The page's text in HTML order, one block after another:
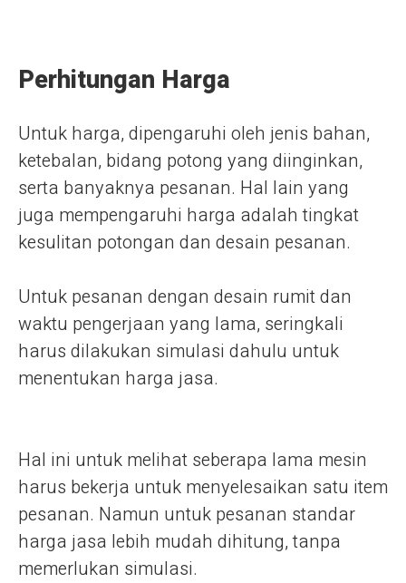
Perhitungan Harga
Untuk harga, dipengaruhi oleh jenis bahan,
ketebalan, bidang potong yang diinginkan,
serta banyaknya pesanan. Hal lain yang
juga mempengaruhi harga adalah tingkat
kesulitan potongan dan desain pesanan.
Untuk pesanan dengan desain rumit dan
waktu pengerjaan yang lama, seringkali
harus dilakukan simulasi dahulu untuk
menentukan harga jasa.
Hal ini untuk melihat seberapa lama mesin
harus bekerja untuk menyelesaikan satu item
pesanan. Namun untuk pesanan standar
harga jasa lebih mudah dihitung, tanpa
memerlukan simulasi.